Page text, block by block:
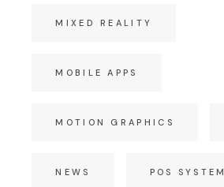
MIXED REALITY
MOBILE APPS
MOTION GRAPHICS
NEWS POS SYSTEM